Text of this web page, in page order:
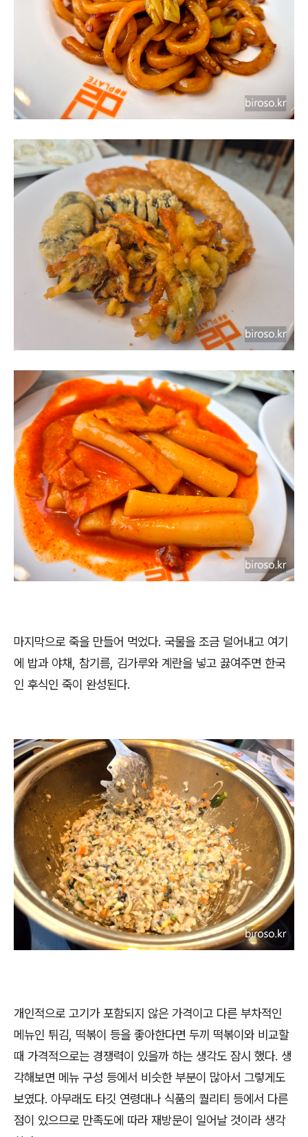
마지막으로 죽을 만들어 먹었다. 국물을 조금 덜어내고 여기
에 밥과 야채, 참기름, 김가루와 계란을 넣고 끓여주면 한국
인 후식인 죽이 완성된다.
개인적으로 고기가 포함되지 않은 가격이고 다른 부차적인
메뉴인 튀김, 떡볶이 등을 좋아한다면 두끼 떡볶이와 비교할
때 가격적으로는 경쟁력이 있을까 하는 생각도 잠시 했다. 생
각해보면 메뉴 구성 등에서 비슷한 부분이 많아서 그렇게도
보였다. 아무래도 타깃 연령대나 식품의 퀄리티 등에서 다른
점이 있으므로 만족도에 따라 재방문이 일어날 것이라 생각